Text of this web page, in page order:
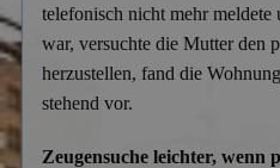
telefonisch nicht mehr
war, versuchte die Mutter den
herzustellen, fand die
stehend vor.
Zeugensuche leichter, wenn